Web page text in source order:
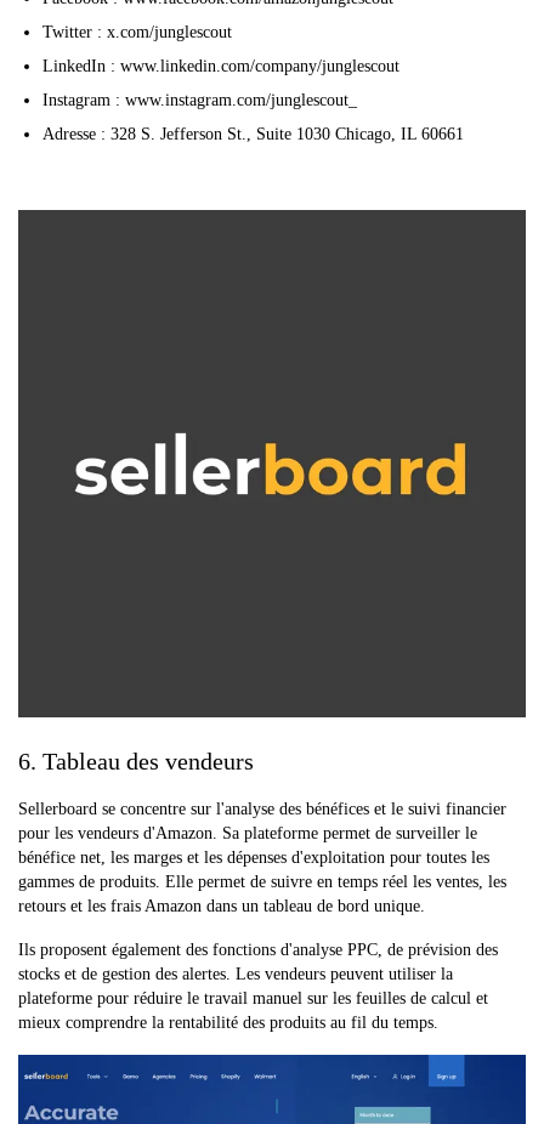
Twitter : x.com/junglescout
LinkedIn : www.linkedin.com/company/junglescout
Instagram : www.instagram.com/junglescout_
Adresse : 328 S. Jefferson St., Suite 1030 Chicago, IL 60661
6. Tableau des vendeurs
Sellerboard se concentre sur l'analyse des bénéfices et le suivi financier
pour les vendeurs d'Amazon. Sa plateforme permet de surveiller le
bénéfice net, les marges et les dépenses d'exploitation pour toutes les
gammes de produits. Elle permet de suivre en temps réel les ventes, les
retours et les frais Amazon dans un tableau de bord unique.
Ils proposent également des fonctions d'analyse PPC, de prévision des
stocks et de gestion des alertes. Les vendeurs peuvent utiliser la
plateforme pour réduire le travail manuel sur les feuilles de calcul et
mieux comprendre la rentabilité des produits au fil du temps.